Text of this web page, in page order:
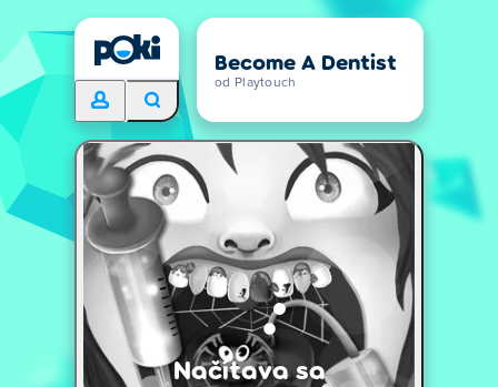
Become A Dentist
od Playtouch
Načítava sa